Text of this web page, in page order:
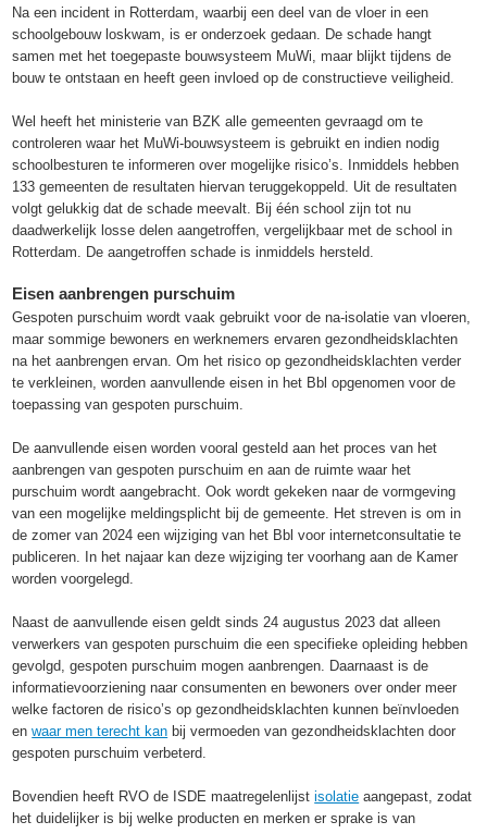
Na een incident in Rotterdam, waarbij een deel van de vloer in een
schoolgebouw loskwam, is er onderzoek gedaan. De schade hangt
samen met het toegepaste bouwsysteem MuWi, maar blijkt tijdens de
bouw te ontstaan en heeft geen invloed op de constructieve veiligheid.
Wel heeft het ministerie van BZK alle gemeenten gevraagd om te
controleren waar het MuWi-bouwsysteem is gebruikt en indien nodig
schoolbesturen te informeren over mogelijke risico’s. Inmiddels hebben
133 gemeenten de resultaten hiervan teruggekoppeld. Uit de resultaten
volgt gelukkig dat de schade meevalt. Bij één school zijn tot nu
daadwerkelijk losse delen aangetroffen, vergelijkbaar met de school in
Rotterdam. De aangetroffen schade is inmiddels hersteld.
Eisen aanbrengen purschuim
Gespoten purschuim wordt vaak gebruikt voor de na-isolatie van vloeren,
maar sommige bewoners en werknemers ervaren gezondheidsklachten
na het aanbrengen ervan. Om het risico op gezondheidsklachten verder
te verkleinen, worden aanvullende eisen in het Bbl opgenomen voor de
toepassing van gespoten purschuim.
De aanvullende eisen worden vooral gesteld aan het proces van het
aanbrengen van gespoten purschuim en aan de ruimte waar het
purschuim wordt aangebracht. Ook wordt gekeken naar de vormgeving
van een mogelijke meldingsplicht bij de gemeente. Het streven is om in
de zomer van 2024 een wijziging van het Bbl voor internetconsultatie te
publiceren. In het najaar kan deze wijziging ter voorhang aan de Kamer
worden voorgelegd.
Naast de aanvullende eisen geldt sinds 24 augustus 2023 dat alleen
verwerkers van gespoten purschuim die een specifieke opleiding hebben
gevolgd, gespoten purschuim mogen aanbrengen. Daarnaast is de
informatievoorziening naar consumenten en bewoners over onder meer
welke factoren de risico’s op gezondheidsklachten kunnen beïnvloeden
enwaar men terecht kan bij vermoeden van gezondheidsklachten door
gespoten purschuim verbeterd.
Bovendien heeft RVO de ISDE maatregelenlijstisolatie aangepast, zodat
het duidelijker is bij welke producten en merken er sprake is van